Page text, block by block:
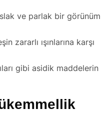
ve parlak bir görünüm
zararlı ışınlarına karşı
gibi asidik maddelerin